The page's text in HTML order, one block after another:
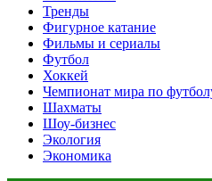
Тренды
Фигурное катание
Фильмы и сериалы
Футбол
Хоккей
Чемпионат мира по
Шахматы
Шоу-бизнес
Экология
Экономика